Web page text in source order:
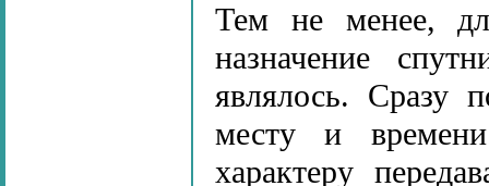
Тем не менее,
назначение
являлось. Сразу
месту и
характеру